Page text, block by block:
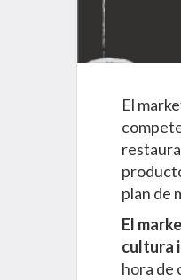
El
plan de
El
cultura
hora de